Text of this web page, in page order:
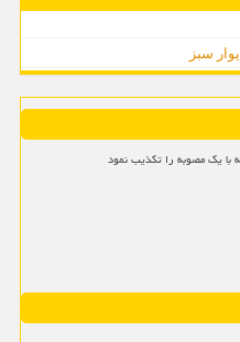
سبز
با یک مصوبه را تکذیب نمود